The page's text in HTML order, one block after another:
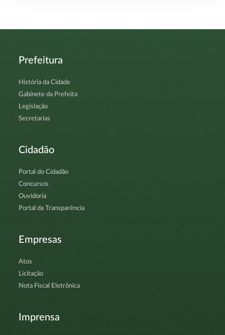
Prefeitura
História da Cidade
Gabinete da Prefeita
Legislação
Secretarias
Cidadão
Portal do Cidadão
Concursos
Ouvidoria
Portal da Transparência
Empresas
Atos
Licitação
Nota Fiscal Eletrônica
Imprensa